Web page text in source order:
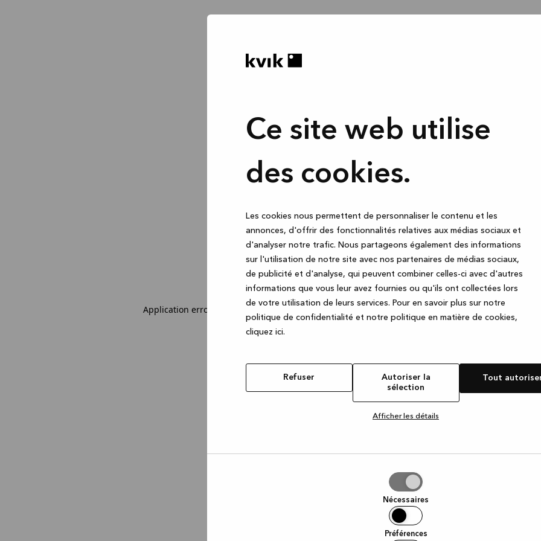
Ce site web utilise
des cookies.
Les cookies nous permettent de personnaliser le contenu et les
annonces, d'offrir des fonctionnalités relatives aux médias sociaux et
d'analyser notre trafic. Nous partageons également des informations
sur l'utilisation de notre site avec nos partenaires de médias sociaux,
de publicité et d'analyse, qui peuvent combiner celles-ci avec d'autres
informations que vous leur avez fournies ou qu'ils ont collectées lors
de votre utilisation de leurs services. Pour en savoir plus sur notre
politique de confidentialité et notre politique en matière de cookies,
cliquez ici.
Refuser
Autoriser la
sélection
Tout
Afficher les détails
Nécessaires
Préférences
Application error: a client-side exception has occurred while loading www.kvik.be (see the